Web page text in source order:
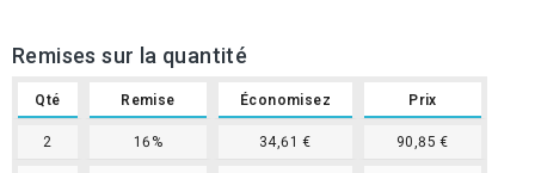
Remises sur la quantité
Qté Remise Économisez Prix
2 16% 34,61 € 90,85 €